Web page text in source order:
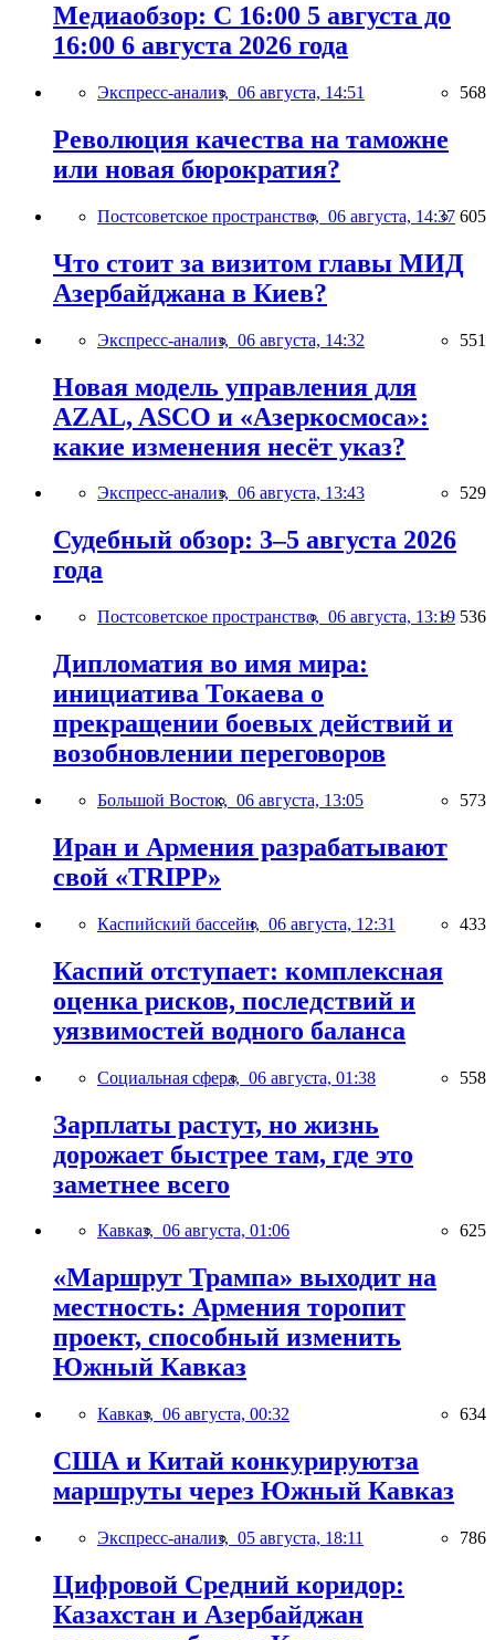
Медиаобзор: С 16:00 5 августа до
16:00 6 августа 2026 года
Экспресс-анализ, 06 августа, 14:51 568
Революция качества на таможне
или новая бюрократия?
Постсоветское пространство, 06 августа, 14:37 605
Что стоит за визитом главы МИД
Азербайджана в Киев?
Экспресс-анализ, 06 августа, 14:32 551
Новая модель управления для
AZAL, ASCO и «Азеркосмоса»:
какие изменения несёт указ?
Экспресс-анализ, 06 августа, 13:43 529
Судебный обзор: 3–5 августа 2026
года
Постсоветское пространство, 06 августа, 13:19 536
Дипломатия во имя мира:
инициатива Токаева о
прекращении боевых действий и
возобновлении переговоров
Большой Восток, 06 августа, 13:05 573
Иран и Армения разрабатывают
свой «TRIPP»
Каспийский бассейн, 06 августа, 12:31 433
Каспий отступает: комплексная
оценка рисков, последствий и
уязвимостей водного баланса
Социальная сфера, 06 августа, 01:38 558
Зарплаты растут, но жизнь
дорожает быстрее там, где это
заметнее всего
Кавказ, 06 августа, 01:06 625
«Маршрут Трампа» выходит на
местность: Армения торопит
проект, способный изменить
Южный Кавказ
Кавказ, 06 августа, 00:32 634
США и Китай конкурируютза
маршруты через Южный Кавказ
Экспресс-анализ, 05 августа, 18:11 786
Цифровой Средний коридор:
Казахстан и Азербайджан